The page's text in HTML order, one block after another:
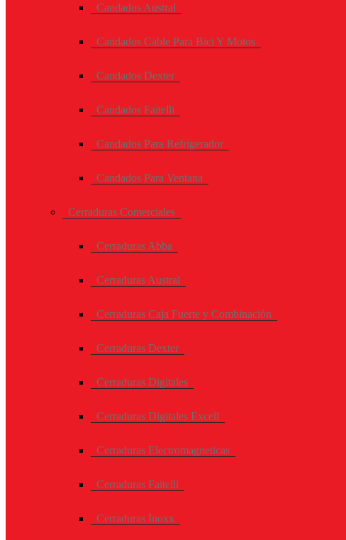
Candados Austral
Candados Cable Para Bici Y Motos
Candados Dexter
Candados Faitelli
Candados Para Refrigerador
Candados Para Ventana
Cerraduras Comerciales
Cerraduras Abba
Cerraduras Austral
Cerraduras Caja Fuerte y Combinación
Cerraduras Dexter
Cerraduras Digitales
Cerraduras Digitales Excell
Cerraduras Electromagneticas
Cerraduras Faitelli
Cerraduras Inoxx